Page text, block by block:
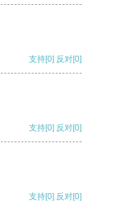
支持[0] 反对[0]
支持[0] 反对[0]
支持[0] 反对[0]